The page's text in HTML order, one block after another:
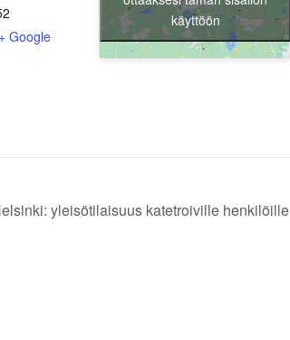
+ Google
käyttöön
yleisötilaisuus katetroiville henkilöille